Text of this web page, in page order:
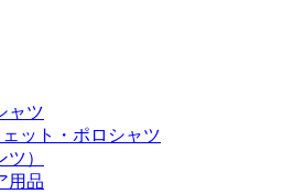
ャツ
ット・ポロシャツ
）
用品